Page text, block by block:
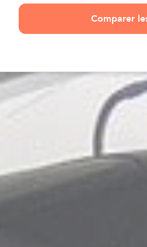
Comparer